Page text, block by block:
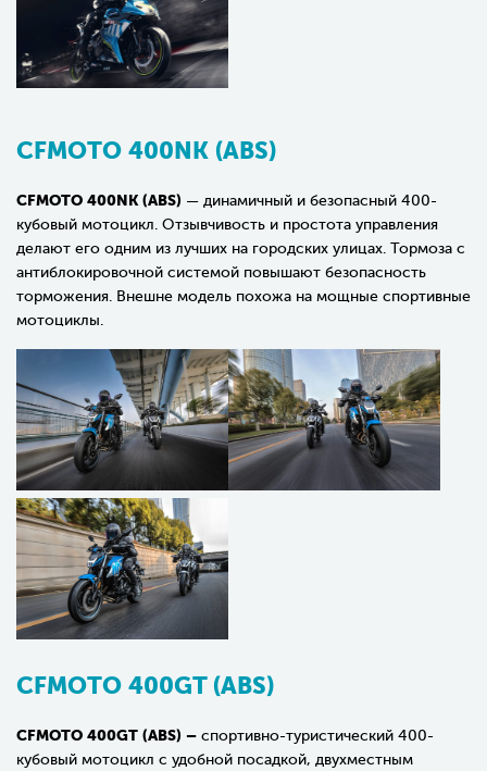
CFMOTO 400NK (ABS)
CFMOTO 400NK (ABS) — динамичный и безопасный 400-
кубовый мотоцикл. Отзывчивость и простота управления
делают его одним из лучших на городских улицах. Тормоза с
антиблокировочной системой повышают безопасность
торможения. Внешне модель похожа на мощные спортивные
мотоциклы.
CFMOTO 400GT (ABS)
CFMOTO 400GT (ABS) – спортивно-туристический 400-
кубовый мотоцикл с удобной посадкой, двухместным